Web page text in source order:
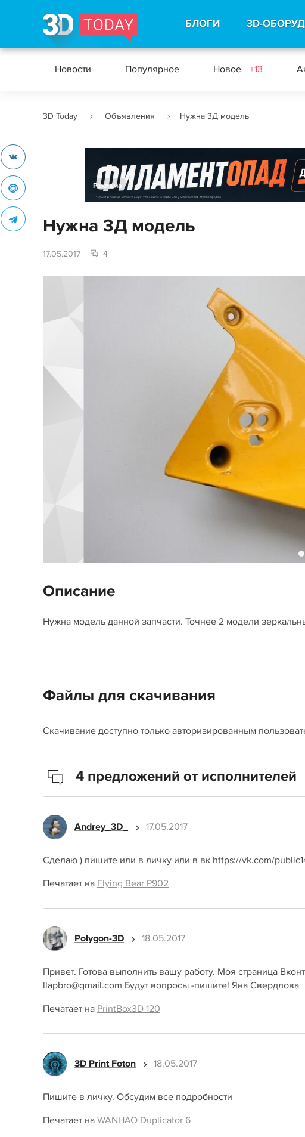
БЛОГИ 3D-
Новости Популярное Новое +13
3D Today Объявления Нужна 3Д модель
Реклама
Нужна 3Д модель
17.05.2017 4
Описание
Нужна модель данной запчасти. Точнее 2 модели
Файлы для скачивания
Скачивание доступно только авторизированным
4 предложений от исполнителей
Andrey_3D_ 17.05.2017
Сделаю ) пишите или в личку или в вк https://vk.com/
Печатает на Flying Bear P902
Polygon-3D 18.05.2017
Привет. Готова выполнить вашу работу. Моя страница
llapbro@gmail.com Будут вопросы -пишите! Яна Свердлова
Печатает на PrintBox3D 120
3D Print Foton 18.05.2017
Пишите в личку. Обсудим все подробности
Печатает на WANHAO Duplicator 6